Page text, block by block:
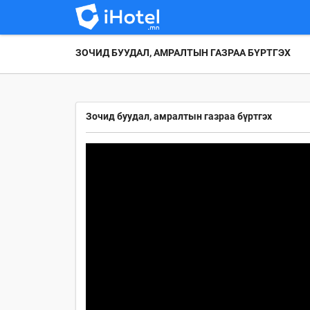
ЗОЧИД БУУДАЛ, АМРАЛТЫН ГАЗРАА БҮРТГЭХ
Зочид буудал, амралтын газраа бүртгэх